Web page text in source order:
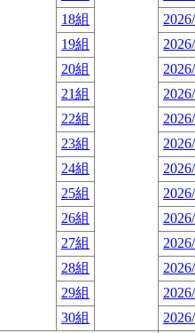
18組
19組
20組
21組
22組
23組
24組
25組
26組
27組
28組
29組
30組